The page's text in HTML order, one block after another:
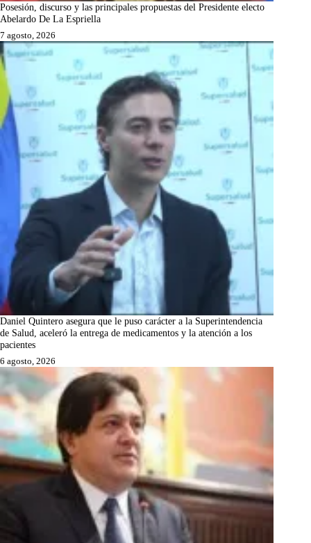
Posesión, discurso y las principales propuestas del Presidente electo
Abelardo De La Espriella
7 agosto, 2026
Daniel Quintero asegura que le puso carácter a la Superintendencia
de Salud, aceleró la entrega de medicamentos y la atención a los
pacientes
6 agosto, 2026